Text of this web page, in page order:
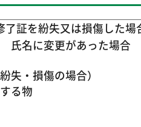
了証を紛失又は損傷した場
氏名に変更があった場合
失・損傷の場合）
る物